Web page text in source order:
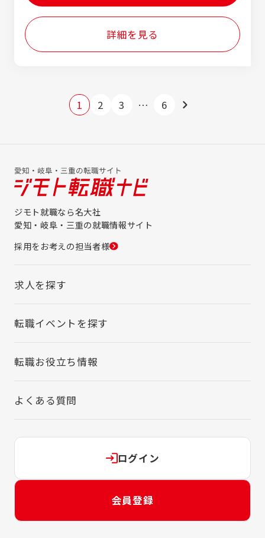
詳細を見る
1 2 3 … 6
ジモト就職なら名大社
愛知・岐阜・三重の就職情報サイト
採用をお考えの担当者様
求人を探す
転職イベントを探す
転職お役立ち情報
よくある質問
ログイン
会員登録